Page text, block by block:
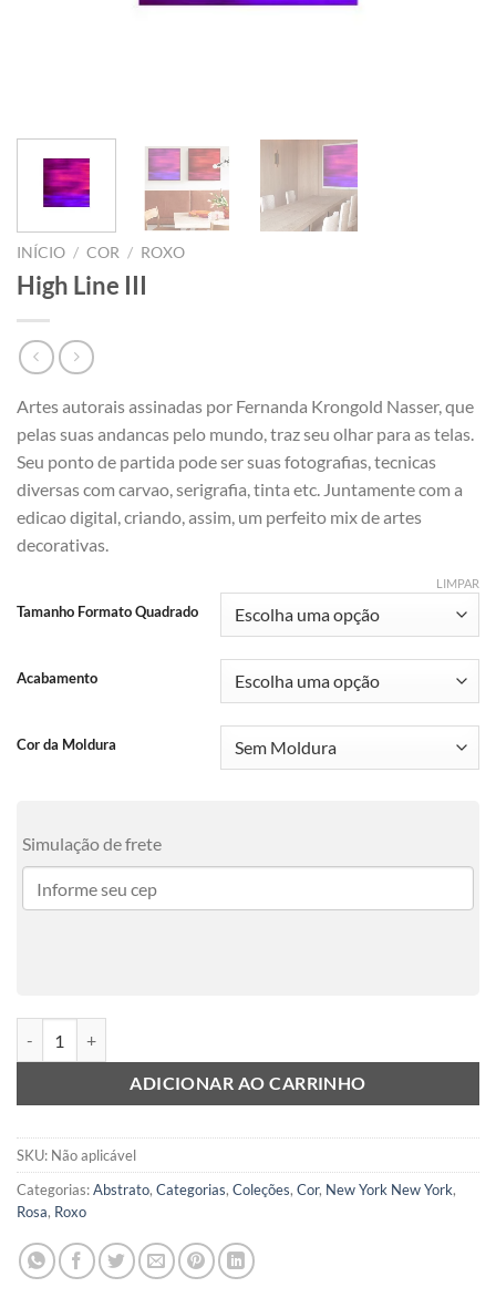
INÍCIO / COR / ROXO
High Line III
Artes autorais assinadas por Fernanda Krongold Nasser, que
pelas suas andancas pelo mundo, traz seu olhar para as telas.
Seu ponto de partida pode ser suas fotografias, tecnicas
diversas com carvao, serigrafia, tinta etc. Juntamente com a
edicao digital, criando, assim, um perfeito mix de artes
decorativas.
Tamanho Formato Quadrado
Acabamento
Cor da Moldura
LIMPAR
Simulação de frete
ADICIONAR AO CARRINHO
SKU: Não aplicável
Categorias:Abstrato, Categorias, Coleções, Cor, New York New York,
Rosa, Roxo